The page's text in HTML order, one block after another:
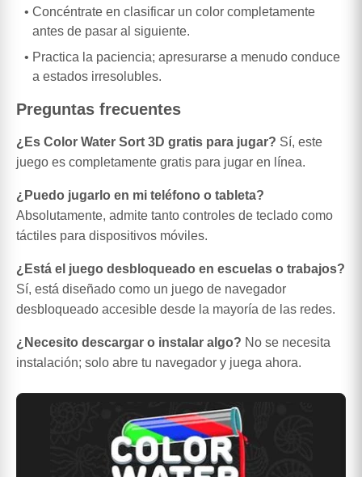
Concéntrate en clasificar un color completamente
antes de pasar al siguiente.
Practica la paciencia; apresurarse a menudo conduce
a estados irresolubles.
Preguntas frecuentes
¿Es Color Water Sort 3D gratis para jugar? Sí, este
juego es completamente gratis para jugar en línea.
¿Puedo jugarlo en mi teléfono o tableta?
Absolutamente, admite tanto controles de teclado como
táctiles para dispositivos móviles.
¿Está el juego desbloqueado en escuelas o trabajos?
Sí, está diseñado como un juego de navegador
desbloqueado accesible desde la mayoría de las redes.
¿Necesito descargar o instalar algo? No se necesita
instalación; solo abre tu navegador y juega ahora.